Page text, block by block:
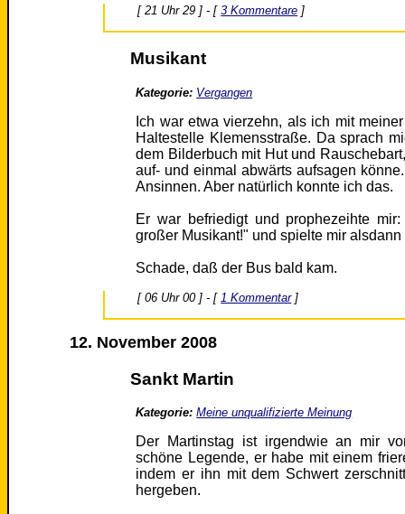
[ 21 Uhr 29 ] - [3 Kommentare ]
Musikant
Kategorie: Vergangen
Ich war etwa vierzehn, als ich mit
Haltestelle Klemensstraße. Da sprach
dem Bilderbuch mit Hut und
auf- und einmal abwärts aufsagen
Ansinnen. Aber natürlich konnte ich das.
Er war befriedigt und prophezeihte
großer Musikant!" und spielte mir
Schade, daß der Bus bald kam.
[ 06 Uhr 00 ] - [1 Kommentar]
12. November 2008
Sankt Martin
Kategorie: Meine unqualifizierte Meinung
Der Martinstag ist irgendwie an mir
schöne Legende, er habe mit einem
indem er ihn mit dem Schwert
hergeben.